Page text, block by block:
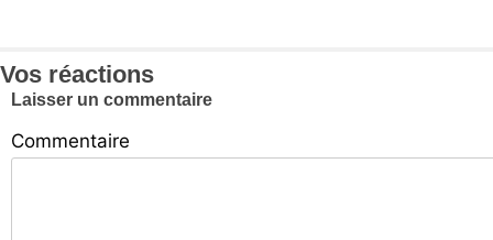
Vos réactions
Laisser un commentaire
Commentaire